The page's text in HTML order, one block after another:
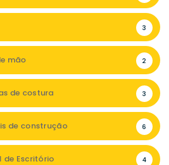
3
mão 2
de costura 3
de construção 6
de Escritório 4